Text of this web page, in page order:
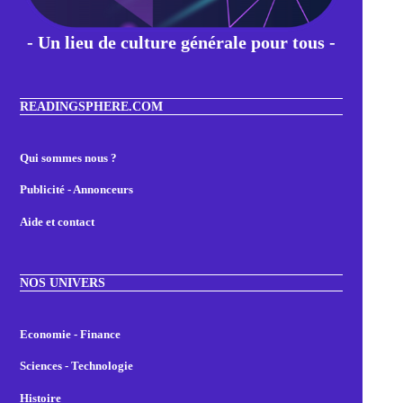
- Un lieu de culture générale pour tous -
READINGSPHERE.COM
Qui sommes nous ?
Publicité - Annonceurs
Aide et contact
NOS UNIVERS
Economie - Finance
Sciences - Technologie
Histoire